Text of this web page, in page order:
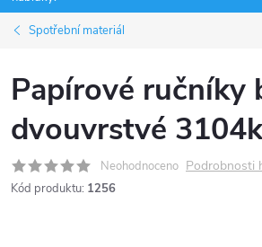
Spotřební materiál
Papírové ručníky
dvouvrstvé
Neohodnoceno Podrobnosti
Kód produktu: 1256